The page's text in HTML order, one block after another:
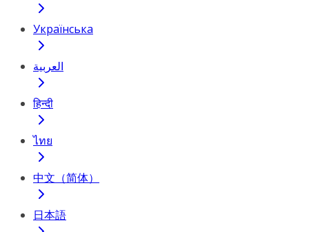
Українська
العربية
हिन्दी
ไทย
中文（简体）
日本語